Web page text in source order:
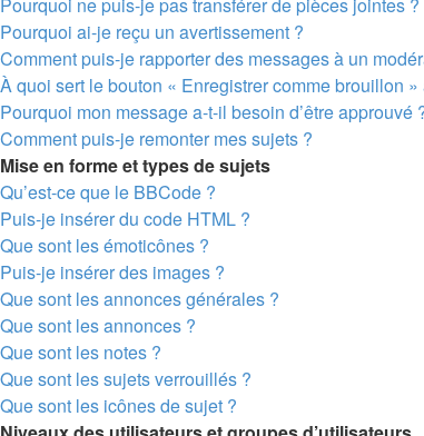
Pourquoi ai-je reçu un avertissement ?
Comment puis-je rapporter des messages à un
À quoi sert le bouton « Enregistrer comme brouillon
Pourquoi mon message a-t-il besoin d’être approuvé
Comment puis-je remonter mes sujets ?
Mise en forme et types de sujets
Qu’est-ce que le BBCode ?
Puis-je insérer du code HTML ?
Que sont les émoticônes ?
Puis-je insérer des images ?
Que sont les annonces générales ?
Que sont les annonces ?
Que sont les notes ?
Que sont les sujets verrouillés ?
Que sont les icônes de sujet ?